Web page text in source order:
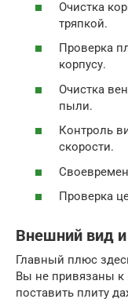
Очистка
тряпкой.
Проверка
корпусу.
Очистка
пыли.
Контроль
скорости.
Проверка
Внешний вид
Главный плюс
Вы не привязаны
поставить плиту